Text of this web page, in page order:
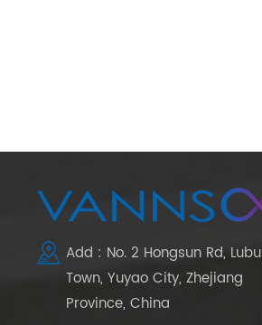
Add : No. 2 Hongsun Rd, Lubu
Town, Yuyao City, Zhejiang
Province, China